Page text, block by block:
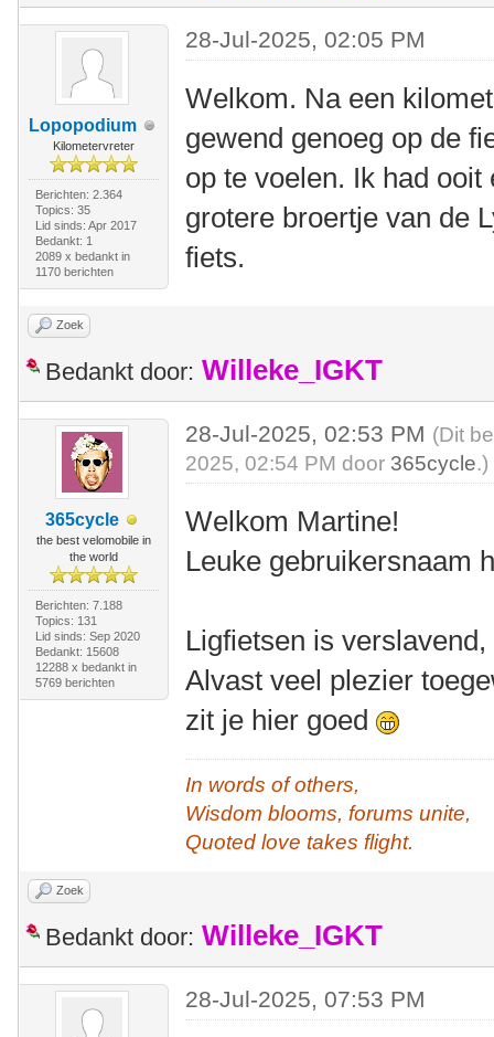
Lopopodium
Kilometervreter
Berichten: 2.364
Topics: 35
Lid sinds: Apr 2017
Bedankt: 1
2089 x bedankt in
1170 berichten
28-Jul-2025, 02:05 PM
Welkom. Na een
gewend genoeg op de
op te voelen. Ik had
grotere broertje van de
fiets.
Zoek
Bedankt door: Willeke_IGKT
365cycle
the best velomobile in
the world
Berichten: 7.188
Topics: 131
Lid sinds: Sep 2020
Bedankt: 15608
12288 x bedankt in
5769 berichten
28-Jul-2025, 02:53 PM (Dit
2025, 02:54 PM door 365cycle.)
Welkom Martine!
Leuke gebruikersnaam
Ligfietsen is
Alvast veel plezier
zit je hier goed
In words of others,
Wisdom blooms, forums unite,
Quoted love takes flight.
Zoek
Bedankt door: Willeke_IGKT
28-Jul-2025, 07:53 PM